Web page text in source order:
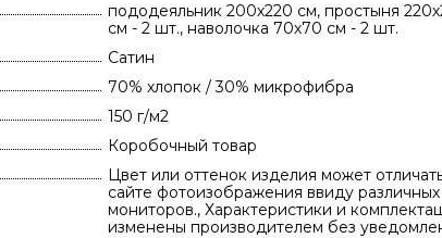
пододеяльник 200х220 см, простыня
см - 2 шт., наволочка 70х70 см - 2 шт.
Сатин
70% хлопок / 30% микрофибра
150 г/м2
Коробочный товар
Цвет или оттенок изделия может
сайте фотоизображения ввиду
мониторов., Характеристики и
изменены производителем без